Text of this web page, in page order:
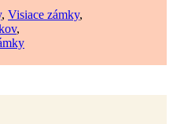
, Visiace zámky,
,